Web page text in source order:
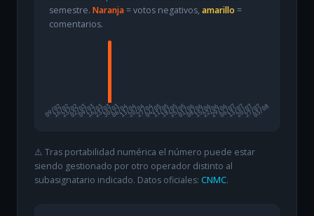
semestre. Naranja= votos negativos, amarillo =
comentarios.
09/02
16/0223/0202/0309/0316/0323/0330/0306/0413/0420/0427/0404/0511/0518/0525/0501/0608/0615/0622/0629/0606/0713/0720/0727/07
03/08
⚠️ Tras portabilidad numérica el número puede estar
siendo gestionado por otro operador distinto al
subasignatario indicado. Datos oficiales: CNMC.